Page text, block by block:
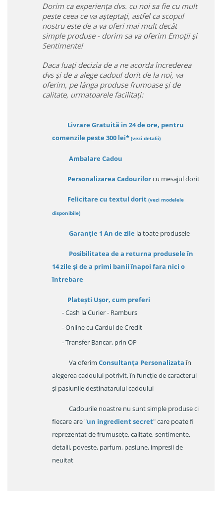
Dorim ca experiența dvs. cu noi sa fie cu mult
peste ceea ce va așteptați, astfel ca scopul
nostru este de a va oferi mai mult decât
simple produse - dorim sa va oferim Emoții și
Sentimente!
Daca luați decizia de a ne acorda încrederea
dvs și de a alege cadoul dorit de la noi, va
oferim, pe lânga produse frumoase și de
calitate, urmatoarele facilitați:
Livrare Gratuită in 24 de ore, pentru
comenzile peste 300 lei* (vezi detalii)
Ambalare Cadou
Personalizarea Cadourilorcu mesajul dorit
Felicitare cu textul dorit (vezi modelele
disponibile)
Garanție 1 An de zile la toate produsele
Posibilitatea de a returna produsele în
14 zileși de a primi banii înapoi fara nici o
întrebare
Platești Ușor, cum preferi
- Cash la Curier - Ramburs
- Online cu Cardul de Credit
- Transfer Bancar, prin OP
Va oferim Consultanța Personalizataîn
alegerea cadoulul potrivit, în funcție de caracterul
și pasiunile destinatarului cadoului
Cadourile noastre nu sunt simple produse ci
fiecare are "un ingredient secret" care poate fi
reprezentat de frumusețe, calitate, sentimente,
detalii, poveste, parfum, pasiune, impresii de
neuitat